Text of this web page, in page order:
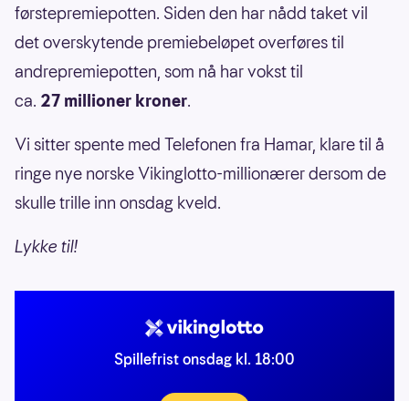
førstepremiepotten. Siden den har nådd taket vil
det overskytende premiebeløpet overføres til
andrepremiepotten, som nå har vokst til
ca. 27 millioner kroner.
Vi sitter spente med Telefonen fra Hamar, klare til å
ringe nye norske Vikinglotto-millionærer dersom de
skulle trille inn onsdag kveld.
Lykke til!
Spillefrist onsdag kl. 18:00